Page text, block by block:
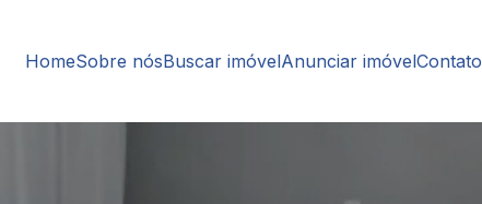
HomeSobre nósBuscar imóvelAnunciar imóvelContato